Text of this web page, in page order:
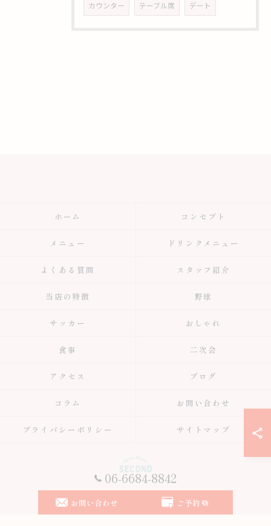
カウンター テーブル席 デート
06-6684-8842
お問い合わせ ご予約
ホーム コンセプト
メニュー ドリンクメニュー
よくある質問 スタッフ紹介
当店の特徴 野球
サッカー おしゃれ
食事 二次会
アクセス ブログ
コラム お問い合わせ
プライバシーポリシー サイトマップ
© 2026 大阪府大阪市のスポーツバーはスポーツ居酒屋 Second ALL RIGHTS
RESERVED.